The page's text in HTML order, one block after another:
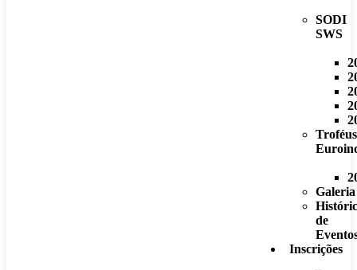
SODI
SWS
Troféus
Galeria
de
Inscrições